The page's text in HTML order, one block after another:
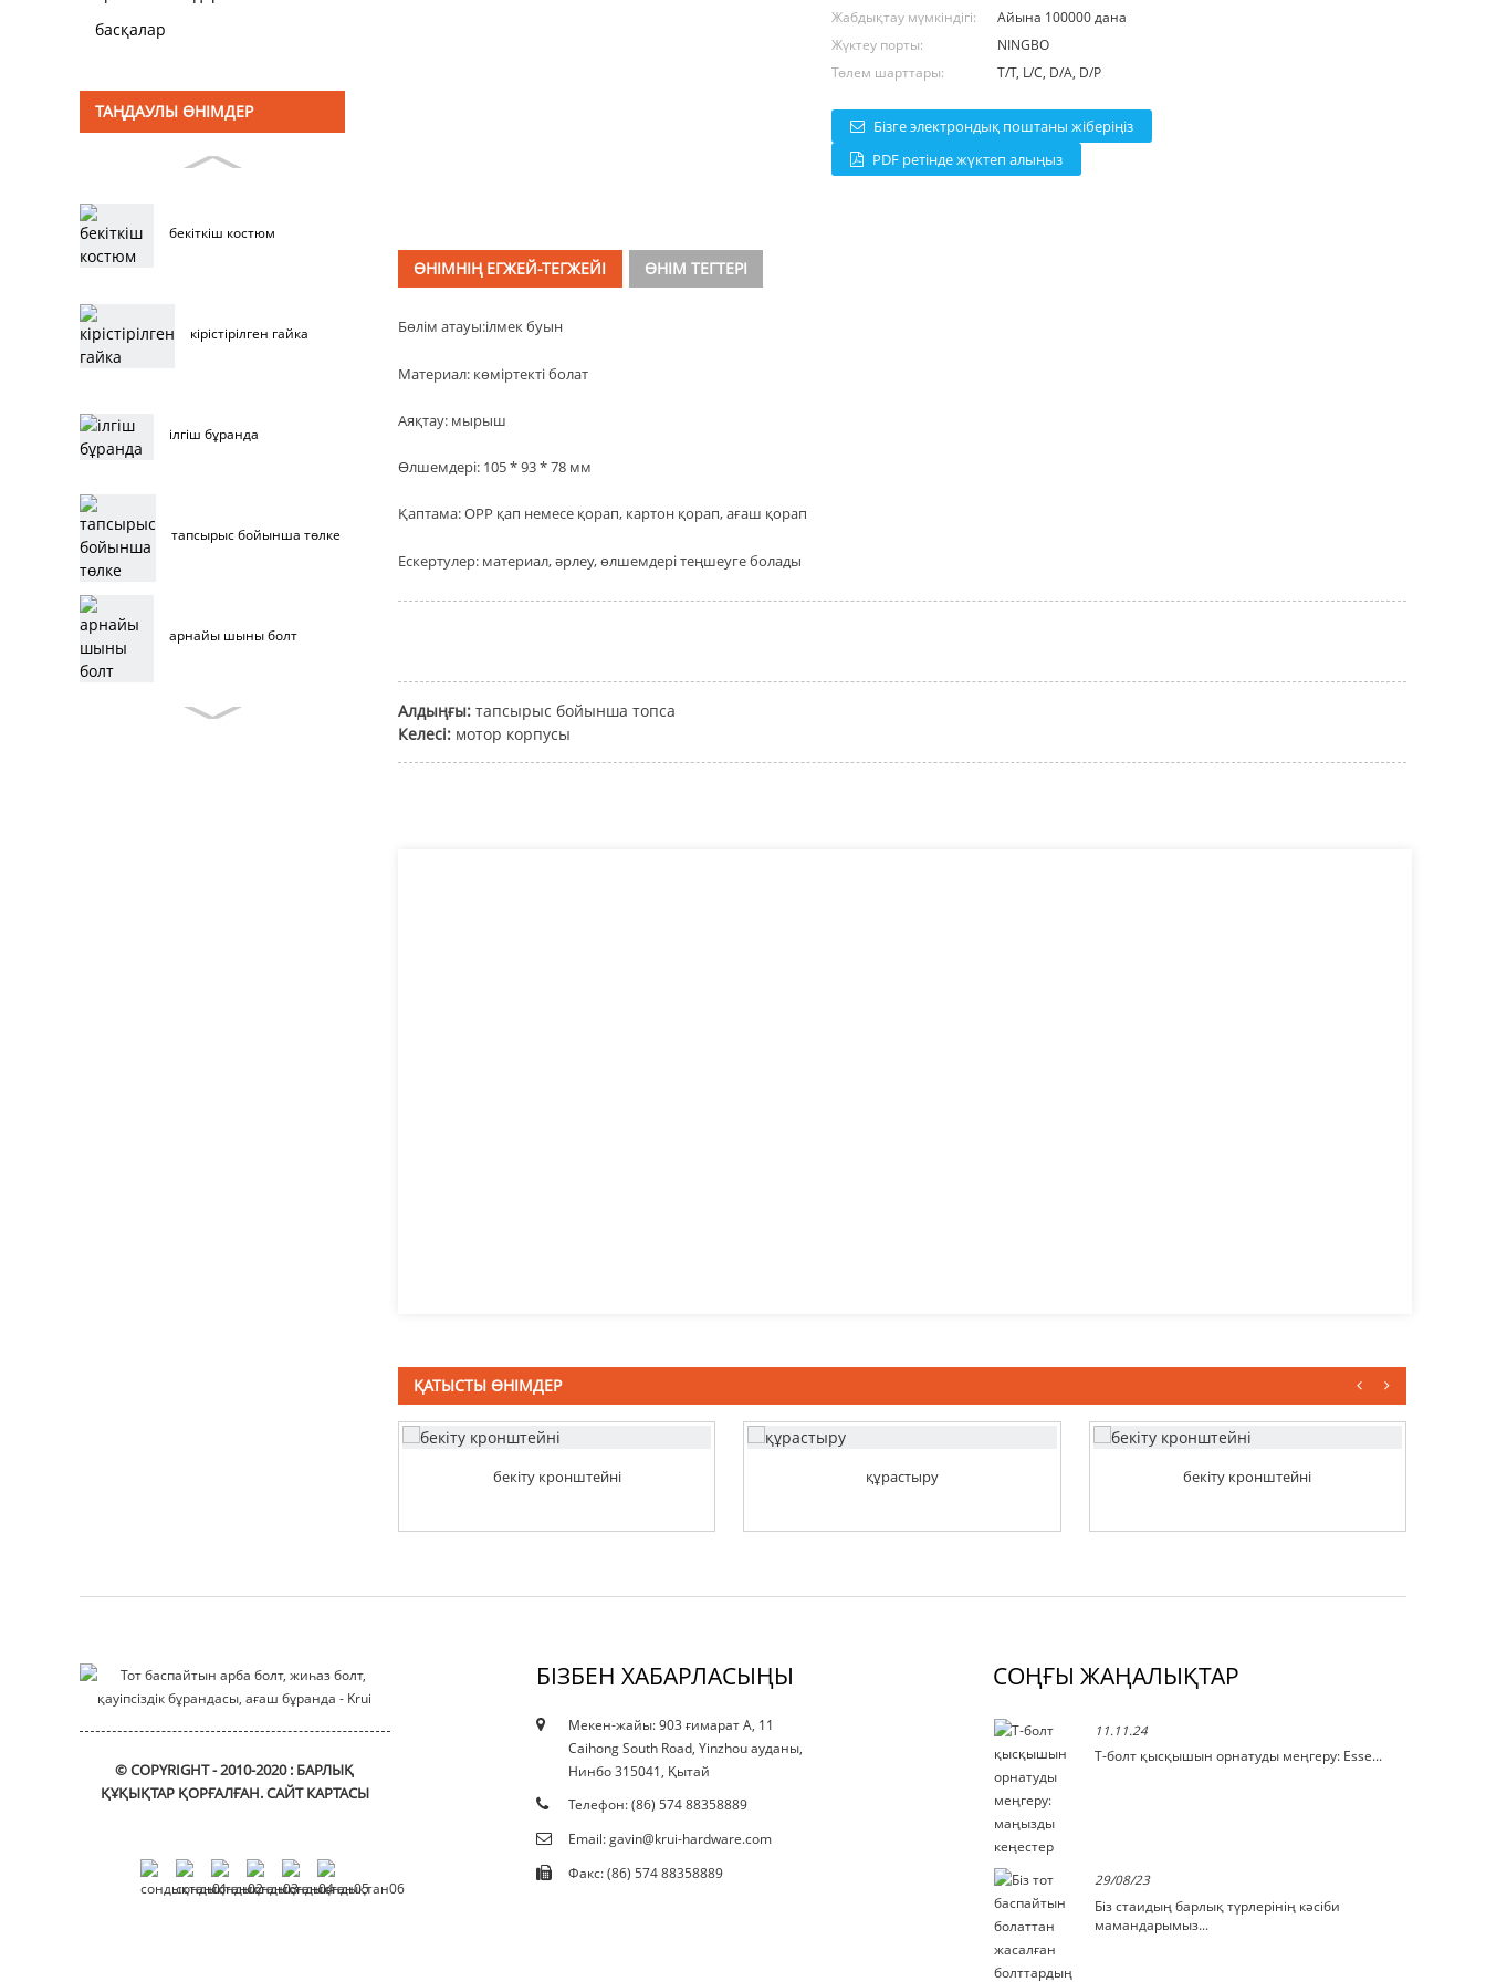
басқалар
ТАҢДАУЛЫ ӨНІМДЕР
бекіткіш костюм
кірістірілген гайка
ілгіш бұранда
тапсырыс бойынша төлке
арнайы шыны болт
розетканың бас
қақпағы
Жабдықтау мүмкіндігі:
Айына 100000 дана
Жүктеу порты:
NINGBO
Төлем шарттары:
T/T, L/C, D/A, D/P
Бізге электрондық поштаны жіберіңіз
PDF ретінде жүктеп алыңыз
ӨНІМНІҢ ЕГЖЕЙ-ТЕГЖЕЙІ ӨНІМ ТЕГТЕРІ
Бөлім атауы:ілмек буын
Материал: көміртекті болат
Аяқтау: мырыш
Өлшемдері: 105 * 93 * 78 мм
Қаптама: OPP қап немесе қорап, картон қорап, ағаш қорап
Ескертулер: материал, әрлеу, өлшемдері теңшеуге болады
Алдыңғы: тапсырыс бойынша топса
Келесі: мотор корпусы
ҚАТЫСТЫ ӨНІМДЕР
бекіту кронштейні құрастыру бекіту кронштейні
© COPYRIGHT - 2010-2020 : БАРЛЫҚ
ҚҰҚЫҚТАР ҚОРҒАЛҒАН.САЙТ КАРТАСЫ
БІЗБЕН ХАБАРЛАСЫҢЫ
Мекен-жайы: 903 ғимарат A, 11
Caihong South Road, Yinzhou ауданы,
Нинбо 315041, Қытай
Телефон: (86) 574 88358889
Email: gavin@krui-hardware.com
Факс: (86) 574 88358889
СОҢҒЫ ЖАҢАЛЫҚТАР
10.12.21
Ағымдағы қысқарту даққа әсер ете ме...
11.11.24
Т-болт қысқышын орнатуды меңгеру: Esse...
29/08/23
Біз стаидың барлық түрлерінің кәсіби
мамандарымыз...